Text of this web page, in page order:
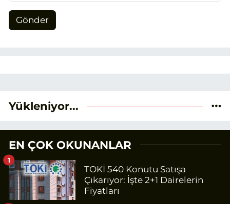
Gönder
Yükleniyor...
EN ÇOK OKUNANLAR
TOKİ 540 Konutu Satışa
Çıkarıyor: İşte 2+1 Dairelerin
Fiyatları
1